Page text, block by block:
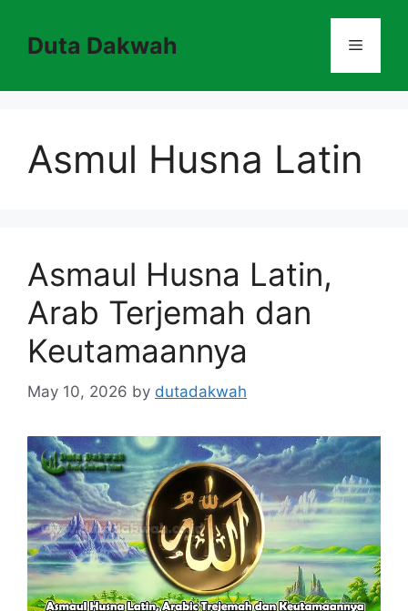
contentDuta Dakwah Menu
Asmul Husna Latin
Asmaul Husna Latin,
Arab Terjemah dan
Keutamaannya
May 10, 2026 by dutadakwah